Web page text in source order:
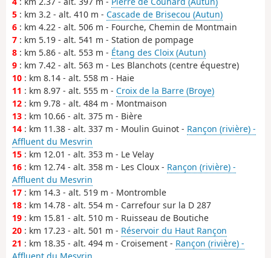
5 : km 3.2 - alt. 410 m - Cascade de Brisecou (Autun)
6 : km 4.22 - alt. 506 m - Fourche, Chemin de Montmain
7 : km 5.19 - alt. 541 m - Station de pompage
8 : km 5.86 - alt. 553 m - Étang des Cloix (Autun)
9 : km 7.42 - alt. 563 m - Les Blanchots (centre équestre)
10 : km 8.14 - alt. 558 m - Haie
11 : km 8.97 - alt. 555 m - Croix de la Barre (Broye)
12 : km 9.78 - alt. 484 m - Montmaison
13 : km 10.66 - alt. 375 m - Bière
14 : km 11.38 - alt. 337 m - Moulin Guinot - Rançon (rivière) -
Affluent du Mesvrin
15 : km 12.01 - alt. 353 m - Le Velay
16 : km 12.74 - alt. 358 m - Les Cloux - Rançon (rivière) -
Affluent du Mesvrin
17 : km 14.3 - alt. 519 m - Montromble
18 : km 14.78 - alt. 554 m - Carrefour sur la D 287
19 : km 15.81 - alt. 510 m - Ruisseau de Boutiche
20 : km 17.23 - alt. 501 m - Réservoir du Haut Rançon
21 : km 18.35 - alt. 494 m - Croisement - Rançon (rivière) -